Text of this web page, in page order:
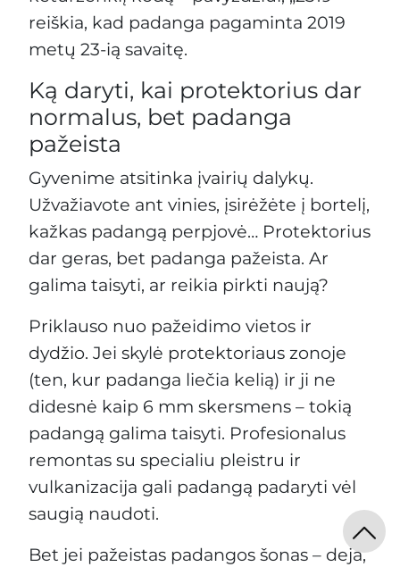
reiškia, kad padanga pagaminta 2019
metų 23-ią savaitę.
Ką daryti, kai protektorius dar
normalus, bet padanga
pažeista
Gyvenime atsitinka įvairių dalykų.
Užvažiavote ant vinies, įsirėžėte į bortelį,
kažkas padangą perpjovė… Protektorius
dar geras, bet padanga pažeista. Ar
galima taisyti, ar reikia pirkti naują?
Priklauso nuo pažeidimo vietos ir
dydžio. Jei skylė protektoriaus zonoje
(ten, kur padanga liečia kelią) ir ji ne
didesnė kaip 6 mm skersmens – tokią
padangą galima taisyti. Profesionalus
remontas su specialiu pleistru ir
vulkanizacija gali padangą padaryti vėl
saugią naudoti.
Bet jei pažeistas padangos šonas – deja,